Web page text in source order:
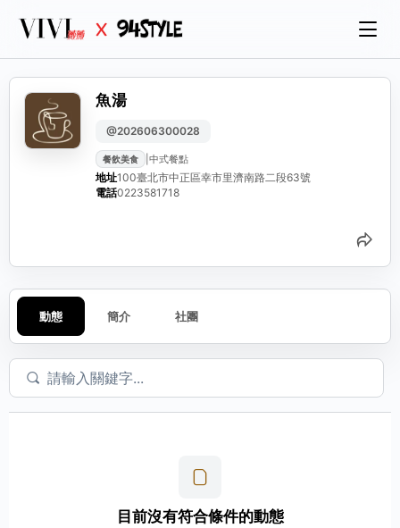
魚湯
@202606300028
餐飲美食 中式餐點
地址100臺北市中正區幸市里濟南路二段63號
電話0223581718
分
動態 簡介 社團
目前沒有符合條件的動態